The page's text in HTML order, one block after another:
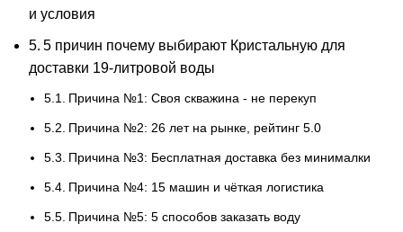
и условия
5 причин почему выбирают Кристальную для
доставки 19-литровой воды
Причина №1: Своя скважина - не перекуп
Причина №2: 26 лет на рынке, рейтинг 5.0
Причина №3: Бесплатная доставка без минималки
Причина №4: 15 машин и чёткая логистика
Причина №5: 5 способов заказать воду